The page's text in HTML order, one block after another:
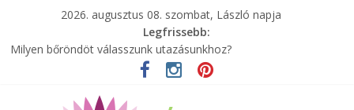
2026. augusztus 08. szombat, László napja
Legfrissebb:
Milyen bőröndöt válasszunk utazásunkhoz?
Elérhető zöld energia mindenki számára
Különleges tömörfa ládák Indiából